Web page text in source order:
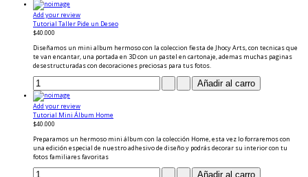
Add your review
Tutorial Taller Pide un Deseo
$40.000
Diseñamos un mini album hermoso con la coleccion fiesta de Jhocy Arts, con tecnicas que
te van encantar, una portada en 3D con un pastel en cartonaje, ademas muchas paginas
desestructuradas con decoraciones preciosas para tus fotos.
Add your review
Tutorial Mini Álbum Home
$40.000
Preparamos un hermoso mini álbum con la colección Home, esta vez lo forraremos con
una edición especial de nuestro adhesivo de diseño y podrás decorar su interior con tu
fotos familiares favoritas